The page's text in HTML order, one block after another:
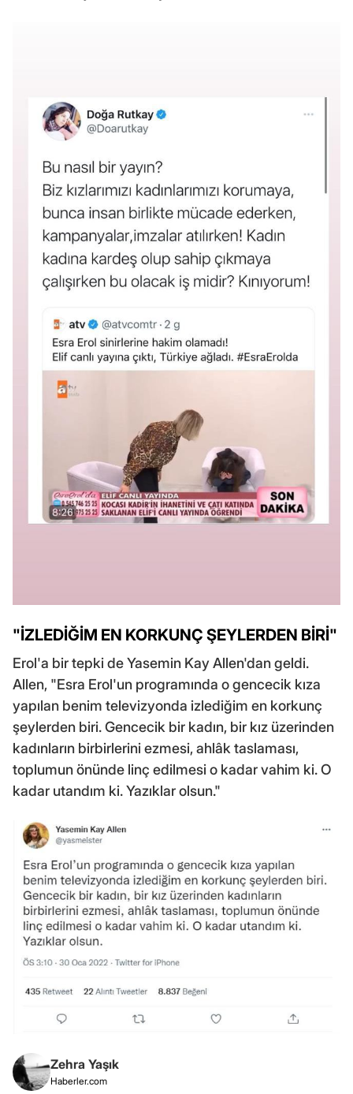
"İZLEDİĞİM EN KORKUNÇ ŞEYLERDEN BİRİ"
Erol'a bir tepki de Yasemin Kay Allen'dan geldi.
Allen, "Esra Erol'un programında o gencecik kıza
yapılan benim televizyonda izlediğim en korkunç
şeylerden biri. Gencecik bir kadın, bir kız üzerinden
kadınların birbirlerini ezmesi, ahlâk taslaması,
toplumun önünde linç edilmesi o kadar vahim ki. O
kadar utandım ki. Yazıklar olsun."
Zehra Yaşık
Haberler.com